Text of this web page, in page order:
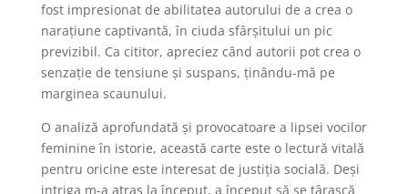
fost impresionat de abilitatea autorului de a crea o
narațiune captivantă, în ciuda sfârșitului un pic
previzibil. Ca cititor, apreciez când autorii pot crea o
senzație de tensiune și suspans, ținându-mă pe
marginea scaunului.
O analiză aprofundată și provocatoare a lipsei vocilor
feminine în istorie, această carte este o lectură vitală
pentru oricine este interesat de justiția socială. Deși
intriga m-a atras la început, a început să se târască